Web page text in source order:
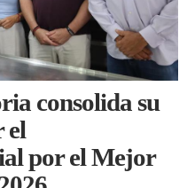
consolida su
el
por el Mejor